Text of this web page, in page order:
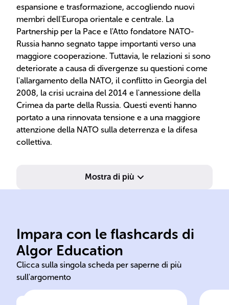
espansione e trasformazione, accogliendo nuovi
membri dell'Europa orientale e centrale. La
Partnership per la Pace e l'Atto fondatore NATO-
Russia hanno segnato tappe importanti verso una
maggiore cooperazione. Tuttavia, le relazioni si sono
deteriorate a causa di divergenze su questioni come
l'allargamento della NATO, il conflitto in Georgia del
2008, la crisi ucraina del 2014 e l'annessione della
Crimea da parte della Russia. Questi eventi hanno
portato a una rinnovata tensione e a una maggiore
attenzione della NATO sulla deterrenza e la difesa
collettiva.
Mostra di più
Impara con le flashcards di
Algor Education
Clicca sulla singola scheda per saperne di più
sull'argomento
Fondata il 4 aprile 1949 a
Washington D.C.